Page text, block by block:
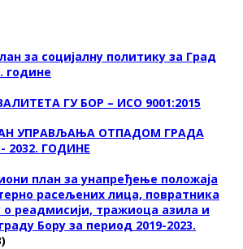
за социјалну политику за Град
године
ГУ БОР – ИСО 9001:2015
УПРАВЉАЊА ОТПАДОМ ГРАДА
2032. ГОДИНЕ
план за унапређење положаја
расељених лица, повратника
о реадмисији, тражиоца азила и
Бору за период 2019-2023.